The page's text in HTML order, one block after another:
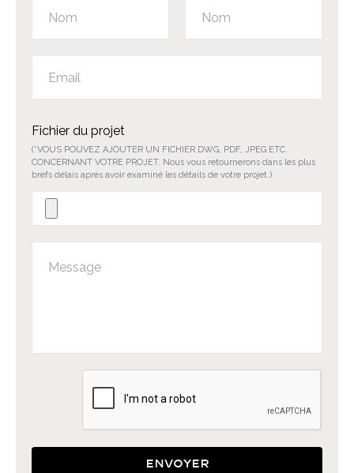
Fichier du projet
(*VOUS POUVEZ AJOUTER UN FICHIER DWG, PDF, JPEG ETC.
CONCERNANT VOTRE PROJET. Nous vous retournerons dans les plus
brefs délais après avoir examiné les détails de votre projet.)
Envoyer